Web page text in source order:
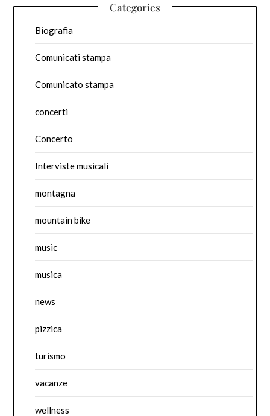
Categories
Biografia
Comunicati stampa
Comunicato stampa
concerti
Concerto
Interviste musicali
montagna
mountain bike
music
musica
news
pizzica
turismo
vacanze
wellness